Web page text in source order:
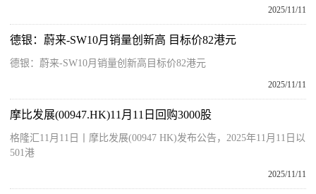
2025/11/11
德银：蔚来-SW10月销量创新高 目标价82港元
德银：蔚来-SW10月销量创新高目标价82港元
2025/11/11
摩比发展(00947.HK)11月11日回购3000股
格隆汇11月11日丨摩比发展(00947 HK)发布公告，2025年11月11日以
501港
2025/11/11